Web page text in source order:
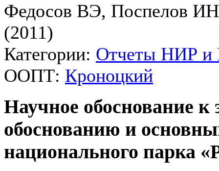
Федосов ВЭ, Поспелов ИН
(2011)
Категории: Отчеты НИР
ООПТ: Кроноцкий
Научное обоснование к
обоснованию и
национального парка